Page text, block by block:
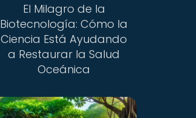
El Milagro de la
Biotecnología: Cómo la
Ciencia Está Ayudando
a Restaurar la Salud
Oceánica